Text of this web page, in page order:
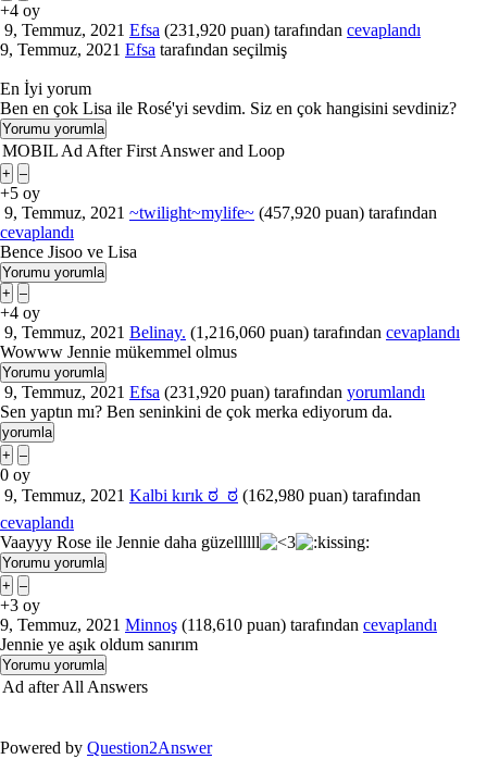
+4 oy
9, Temmuz, 2021 Efsa (231,920 puan) tarafından cevaplandı
9, Temmuz, 2021 Efsa tarafından seçilmiş
En İyi yorum
Ben en çok Lisa ile Rosé'yi sevdim. Siz en çok hangisini sevdiniz?
MOBIL Ad After First Answer and Loop
+5 oy
9, Temmuz, 2021 ~twilight~mylife~ (457,920 puan) tarafından
cevaplandı
Bence Jisoo ve Lisa
+4 oy
9, Temmuz, 2021 Belinay. (1,216,060 puan) tarafından cevaplandı
Wowww Jennie mükemmel olmus
9, Temmuz, 2021 Efsa (231,920 puan) tarafından yorumlandı
Sen yaptın mı? Ben seninkini de çok merka ediyorum da.
0 oy
9, Temmuz, 2021 Kalbi kırık ಠ_ಠ (162,980 puan) tarafından
cevaplandı
Vaayyy Rose ile Jennie daha güzellllll
+3 oy
9, Temmuz, 2021 Minnoş (118,610 puan) tarafından cevaplandı
Jennie ye aşık oldum sanırım
Ad after All Answers
Powered by Question2Answer